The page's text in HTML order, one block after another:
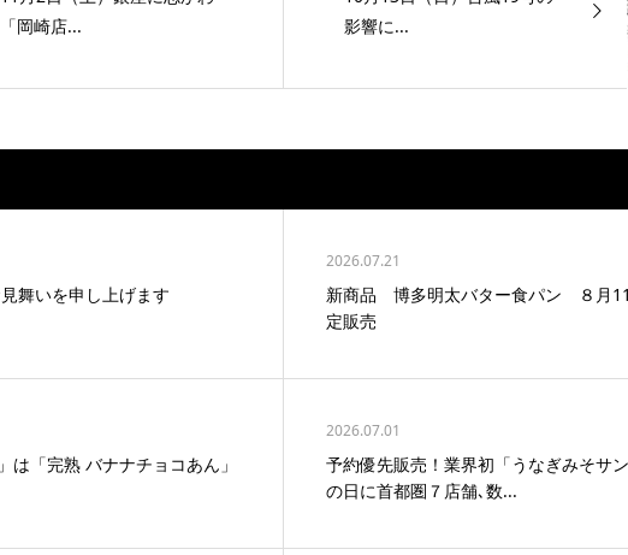
「岡崎店...
影響に...
舞いを申し上げます
2026.07.21
新商品 博多明太バター食パン ８月
定販売
は「完熟 バナナチョコあん」
2026.07.01
予約優先販売！業界初「うなぎみそサ
の日に首都圏７店舗､数...